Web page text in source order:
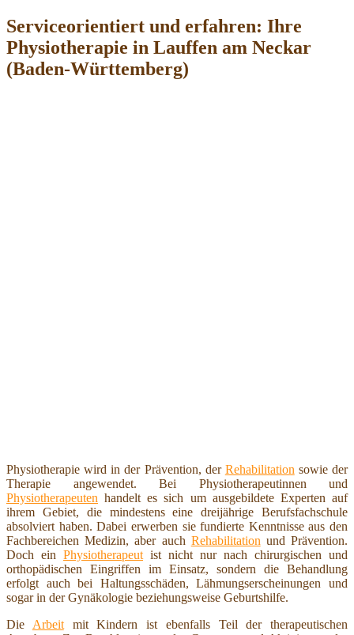
Serviceorientiert und erfahren: Ihre
Physiotherapie in Lauffen am Neckar
(Baden-Württemberg)
Physiotherapie wird in der Prävention, der Rehabilitation sowie der
Therapie angewendet. Bei Physiotherapeutinnen und
Physiotherapeuten handelt es sich um ausgebildete Experten auf
ihrem Gebiet, die mindestens eine dreijährige Berufsfachschule
absolviert haben. Dabei erwerben sie fundierte Kenntnisse aus den
Fachbereichen Medizin, aber auch Rehabilitation und Prävention.
Doch ein Physiotherapeut ist nicht nur nach chirurgischen und
orthopädischen Eingriffen im Einsatz, sondern die Behandlung
erfolgt auch bei Haltungsschäden, Lähmungserscheinungen und
sogar in der Gynäkologie beziehungsweise Geburtshilfe.
Die Arbeitmit Kindern ist ebenfalls Teil der therapeutischen